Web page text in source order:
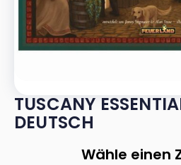
TUSCANY
DEUTSCH
Wähle einen